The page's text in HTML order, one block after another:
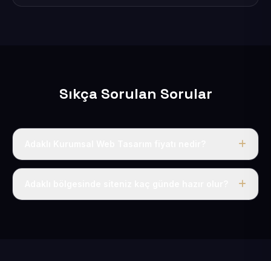
Sıkça Sorulan Sorular
Tek fiyat uygulanır: yıllık 50 USD + KDV. Bu bedele alan